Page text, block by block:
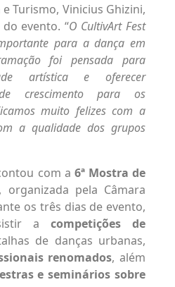
Turismo, Vinicius Ghizini,
evento. “O CultivArt Fest
para a dança em
foi pensada para
artística e oferecer
crescimento para os
muito felizes com a
a qualidade dos grupos
com a 6ª Mostra de
, organizada pela Câmara
os três dias de evento,
a competições de
de danças urbanas,
renomados, além
e seminários sobre